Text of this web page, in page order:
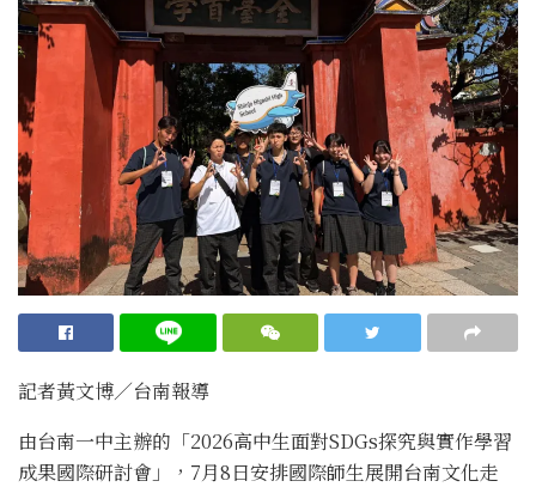
記者黃文博／台南報導
由台南一中主辦的「2026高中生面對SDGs探究與實作學習
成果國際研討會」，7月8日安排國際師生展開台南文化走